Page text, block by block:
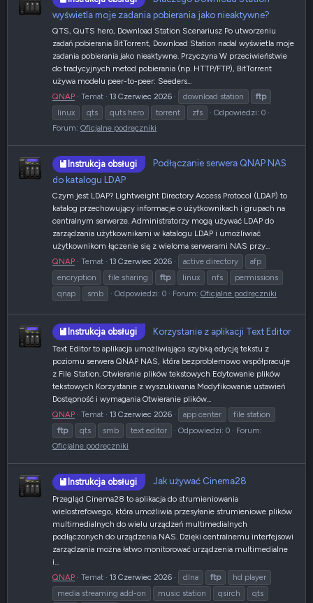
wyświetla moje zadania pobierania jako nieaktywne?
QTS, QuTS hero, Download Station Scenariusz Po utworzeniu
zadań pobierania BitTorrent, Download Station nadal wyświetla moje
zadania pobierania jako nieaktywne. Przyczyna W przeciwieństwie
do tradycyjnych metod pobierania (np. HTTP/FTP), BitTorrent
używa modelu peer-to-peer: Seeders...
QNAP
Temat 13 Czerwiec 2026 download station
ftp
linux
qts quts hero torrent zfs
Odpowiedzi: 0
Forum: Oficjalne podręczniki
Instrukcja obsługi
Podłączanie serwera QNAP NAS
do katalogu LDAP
Czym jest LDAP? Lightweight Directory Access Protocol (LDAP) to
katalog przechowujący informacje o użytkownikach i grupach na
centralnym serwerze. Administratorzy mogą używać LDAP do
zarządzania użytkownikami w katalogu LDAP i umożliwiać
użytkownikom łączenie się z wieloma serwerami NAS przy...
QNAP
Temat 13 Czerwiec 2026 active directory
afp
encryption
file sharing ftp linux nfs
permissions
qnap
smb Odpowiedzi: 0 Forum: Oficjalne podręczniki
Instrukcja obsługi Korzystanie z aplikacji Text Editor
Text Editor to aplikacja umożliwiająca szybką edycję tekstu z
poziomu serwera QNAP NAS, która bezproblemowo współpracuje
z File Station. Otwieranie plików tekstowych Edytowanie plików
tekstowych Korzystanie z wyszukiwania Modyfikowanie ustawień
Dostępność i wymagania Otwieranie plików...
QNAP
Temat 13 Czerwiec 2026 app center
file station
ftp
qts smb text editor Odpowiedzi: 0
Forum:
Oficjalne podręczniki
Instrukcja obsługi Jak używać Cinema28
Przegląd Cinema28 to aplikacja do strumieniowania
wielostrefowego, która umożliwia przesyłanie strumieniowe plików
multimedialnych do wielu urządzeń multimedialnych
podłączonych do urządzenia NAS. Dzięki centralnemu interfejsowi
zarządzania można łatwo monitorować urządzenia multimedialne
i...
QNAP
Temat 13 Czerwiec 2026 dlna ftp
hd player
media streaming add-on
music station qsirch
qts